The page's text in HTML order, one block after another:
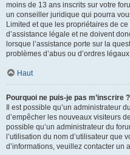
moins de 13 ans inscrits sur votre
un conseiller juridique qui pourra
Limited et que les propriétaires de
d’assistance légale et ne doivent
lorsque l’assistance porte sur la
problèmes d’abus ou d’ordres
Haut
Pourquoi ne puis-je pas m’inscrire ?
Il est possible qu’un administrateur
d’empêcher les nouveaux visiteurs
possible qu’un administrateur du
l’utilisation du nom d’utilisateur que
d’informations, veuillez contacter un